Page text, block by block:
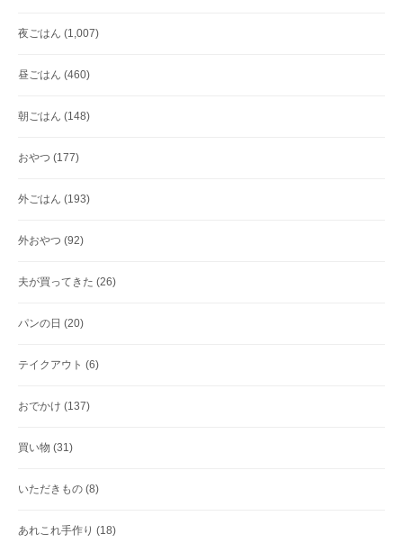
夜ごはん (1,007)
昼ごはん (460)
朝ごはん (148)
おやつ (177)
外ごはん (193)
外おやつ (92)
夫が買ってきた (26)
パンの日 (20)
テイクアウト (6)
おでかけ (137)
買い物 (31)
いただきもの (8)
あれこれ手作り (18)